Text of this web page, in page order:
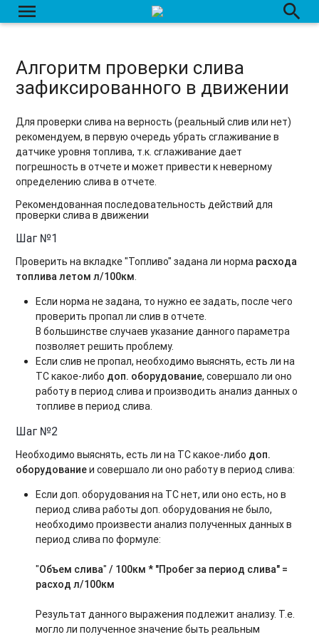
menu search
Алгоритм проверки слива
зафиксированного в движении
Для проверки слива на верность (реальный слив или нет)
рекомендуем, в первую очередь убрать сглаживание в
датчике уровня топлива, т.к. сглаживание дает
погрешность в отчете и может привести к неверному
определению слива в отчете.
Рекомендованная последовательность действий для
проверки слива в движении
Шаг №1
Проверить на вкладке "Топливо" задана ли норма расхода
топлива летом л/100км.
Если норма не задана, то нужно ее задать, после чего
проверить пропал ли слив в отчете.
В большинстве случаев указание данного параметра
позволяет решить проблему.
Если слив не пропал, необходимо выяснять, есть ли на
ТС какое-либо доп. оборудование, совершало ли оно
работу в период слива и производить анализ данных о
топливе в период слива.
Шаг №2
Необходимо выяснять, есть ли на ТС какое-либо доп.
оборудованиеи совершало ли оно работу в период слива:
Если доп. оборудования на ТС нет, или оно есть, но в
период слива работы доп. оборудования не было,
необходимо произвести анализ полученных данных в
период слива по формуле:
"Объем слива" / 100км * "Пробег за период слива" =
расход л/100км
Результат данного выражения подлежит анализу. Т.е.
могло ли полученное значение быть реальным